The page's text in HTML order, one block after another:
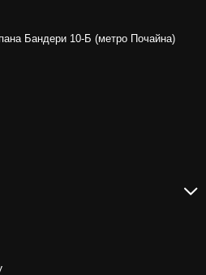
Бандери 10-Б (метро Почайна)